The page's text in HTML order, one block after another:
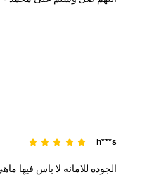
h***s
الجوده للامانه لا باس فيها